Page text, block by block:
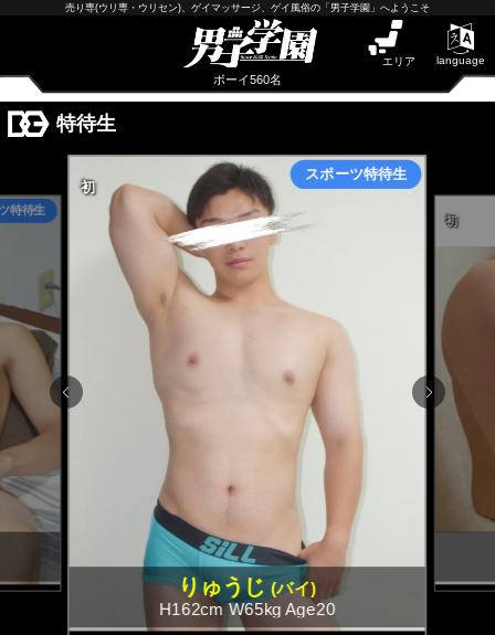
売り専(ウリ専・ウリセン)、ゲイマッサージ、ゲイ風俗の「男子学園」へようこそ
エリア language
ボーイ560名
サテライト大宮
PUA'赤羽
PUA'八重洲
PUA'池袋
PUA'新橋
PUA'蒲田
PUA'羽田
PUA津
×閉じる
PUA奈良
PUA加古川
PUA姫路
PUA鹿児島
×閉じる
特待生
こう バイ
H170cm W65kg Age22